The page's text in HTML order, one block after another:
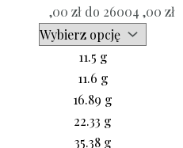
,00 zł do 26004 ,00 zł
11.5 g
11.6 g
16.89 g
22.33 g
35.38 g